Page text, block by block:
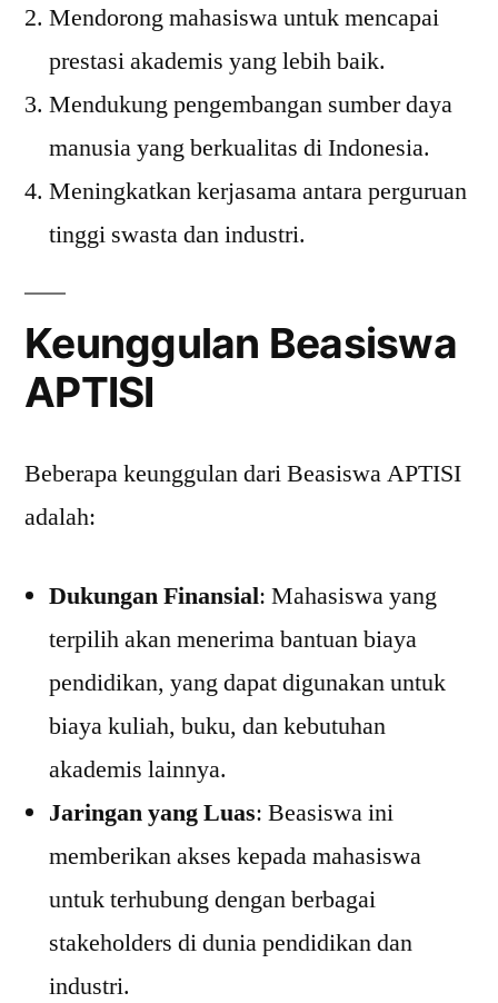
Mendorong mahasiswa untuk mencapai
prestasi akademis yang lebih baik.
Mendukung pengembangan sumber daya
manusia yang berkualitas di Indonesia.
Meningkatkan kerjasama antara perguruan
tinggi swasta dan industri.
Keunggulan Beasiswa
APTISI
Beberapa keunggulan dari Beasiswa APTISI
adalah:
Dukungan Finansial: Mahasiswa yang
terpilih akan menerima bantuan biaya
pendidikan, yang dapat digunakan untuk
biaya kuliah, buku, dan kebutuhan
akademis lainnya.
Jaringan yang Luas: Beasiswa ini
memberikan akses kepada mahasiswa
untuk terhubung dengan berbagai
stakeholders di dunia pendidikan dan
industri.